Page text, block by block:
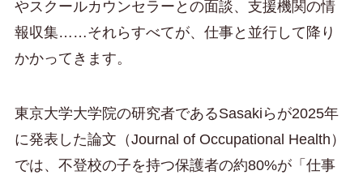
やスクールカウンセラーとの面談、支援機関の情
報収集……それらすべてが、仕事と並行して降り
かかってきます。
東京大学大学院の研究者であるSasakiらが2025年
に発表した論文（Journal of Occupational Health）
では、不登校の子を持つ保護者の約80%が「仕事